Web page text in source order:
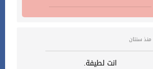
منذ سنتان
انت لطيفة.